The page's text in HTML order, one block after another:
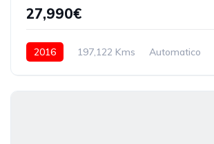
27,990€
2016 197,122 Kms Automatico